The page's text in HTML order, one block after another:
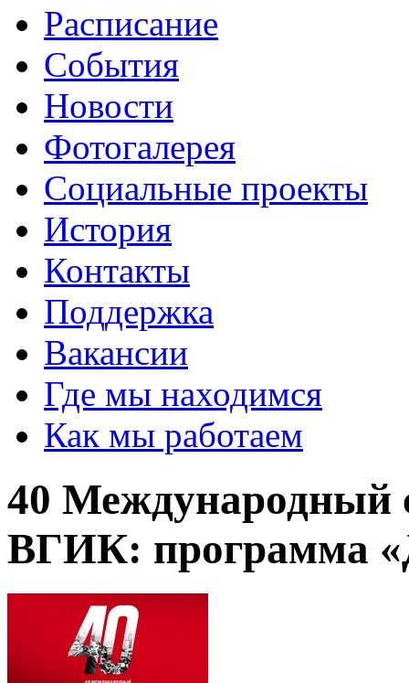
Расписание
События
Новости
Фотогалерея
Социальные проекты
История
Контакты
Поддержка
Вакансии
Где мы находимся
Как мы работаем
40 Международный
ВГИК: программа